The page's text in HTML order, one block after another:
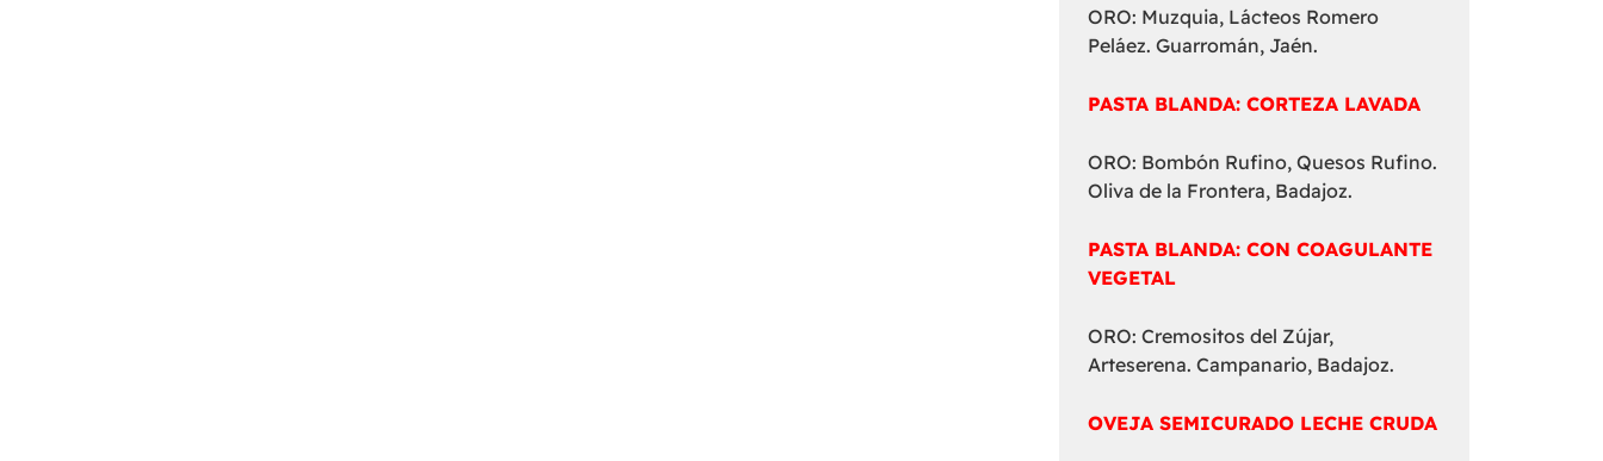
ORO: Muzquia, Lácteos Romero
Peláez. Guarromán, Jaén.
PASTA BLANDA: CORTEZA LAVADA
ORO: Bombón Rufino, Quesos Rufino.
Oliva de la Frontera, Badajoz.
PASTA BLANDA: CON COAGULANTE
VEGETAL
ORO: Cremositos del Zújar,
Arteserena. Campanario, Badajoz.
OVEJA SEMICURADO LECHE CRUDA